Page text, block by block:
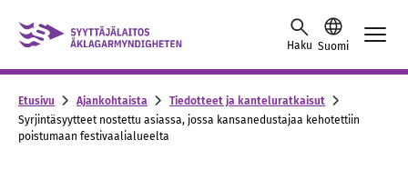
Skip to content -saavutettavuusohje
Haku Suomi
Etusivu Ajankohtaista
Tiedotteet ja kanteluratkaisut
Syrjintäsyytteet nostettu asiassa, jossa kansanedustajaa kehotettiin
poistumaan festivaalialueelta